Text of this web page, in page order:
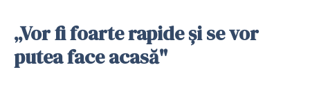
„Vor fi foarte rapide și se vor
putea face acasă"